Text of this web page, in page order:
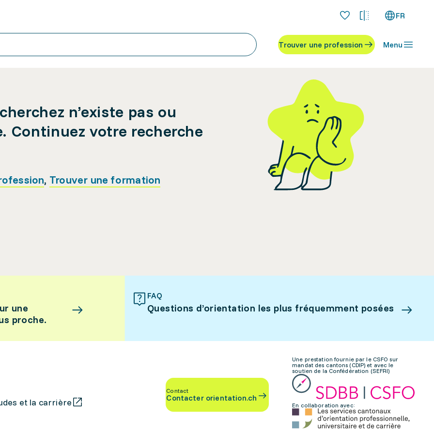
FR
Trouver une profession Menu
n’existe pas ou
Continuez votre recherche
, Trouver une formation
une
proche.
FAQ
Questions d’orientation les plus fréquemment posées
et la carrière
Contact
Contacter orientation.ch
Une prestation fournie par le CSFO sur
mandat des cantons (CDIP) et avec le
soutien de la Confédération (SEFRI)
En collaboration avec: